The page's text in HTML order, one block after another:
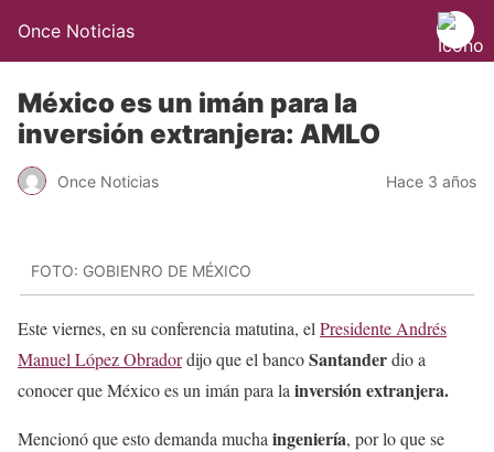
Once Noticias
México es un imán para la
inversión extranjera: AMLO
Once Noticias Hace 3 años
FOTO: GOBIENRO DE MÉXICO
Este viernes, en su conferencia matutina, el Presidente Andrés
Manuel López Obradordijo que el bancoSantanderdio a
conocer que México es un imán para la inversión extranjera.
Mencionó que esto demanda mucha ingeniería, por lo que se